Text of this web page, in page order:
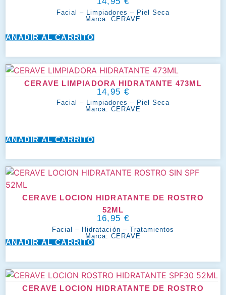
Facial – Limpiadores – Piel Seca
Marca:CERAVE
AÑADIR AL CARRITO
CERAVE LIMPIADORA HIDRATANTE 473ML
14,95 €
Facial – Limpiadores – Piel Seca
Marca:CERAVE
AÑADIR AL CARRITO
CERAVE LOCION HIDRATANTE DE ROSTRO
52ML
16,95 €
Facial – Hidratación – Tratamientos
Marca:CERAVE
AÑADIR AL CARRITO
CERAVE LOCION HIDRATANTE DE ROSTRO